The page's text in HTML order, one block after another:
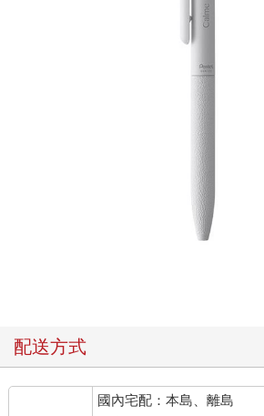
配送方式
國內宅配：本島、離島